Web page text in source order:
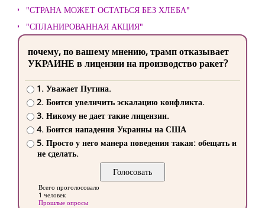
"СТРАНА МОЖЕТ ОСТАТЬСЯ БЕЗ ХЛЕБА"
"СПЛАНИРОВАННАЯ АКЦИЯ"
почему, по вашему мнению, трамп отказывает
УКРАИНЕ в лицензии на производство ракет?
1. Уважает Путина.
2. Боится увеличить эскалацию конфликта.
3. Никому не дает такие лицензии.
4. Боится нападения Украины на США
5. Просто у него манера поведения такая: обещать и
не сделать.
Всего проголосовало
1 человек
Прошлые опросы